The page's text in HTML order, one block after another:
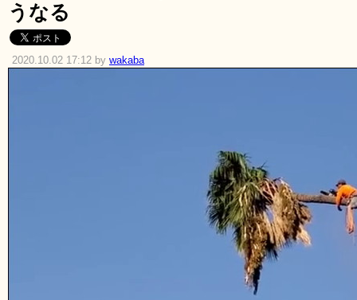
うなる
2020.10.02 17:12 by wakaba